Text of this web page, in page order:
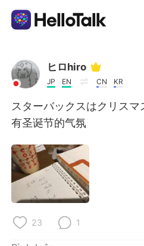
Ứng dụng trao đổi
AI Grammar Checker
Tiếng Việt
English
العربية
ヒロhiro
JP EN CN KR
スターバックスはクリス
有圣诞节的气氛
23 1